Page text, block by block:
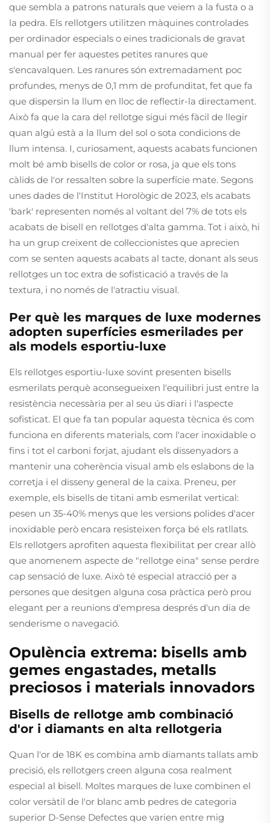
que sembla a patrons naturals que veiem a la fusta o a
la pedra. Els rellotgers utilitzen màquines controlades
per ordinador especials o eines tradicionals de gravat
manual per fer aquestes petites ranures que
s'encavalquen. Les ranures són extremadament poc
profundes, menys de 0,1 mm de profunditat, fet que fa
que dispersin la llum en lloc de reflectir-la directament.
Això fa que la cara del rellotge sigui més fàcil de llegir
quan algú està a la llum del sol o sota condicions de
llum intensa. I, curiosament, aquests acabats funcionen
molt bé amb bisells de color or rosa, ja que els tons
càlids de l'or ressalten sobre la superfície mate. Segons
unes dades de l'Institut Horològic de 2023, els acabats
'bark' representen només al voltant del 7% de tots els
acabats de bisell en rellotges d'alta gamma. Tot i això, hi
ha un grup creixent de col·leccionistes que aprecien
com se senten aquests acabats al tacte, donant als seus
rellotges un toc extra de sofisticació a través de la
textura, i no només de l'atractiu visual.
Per què les marques de luxe modernes
adopten superfícies esmerilades per
als models esportiu-luxe
Els rellotges esportiu-luxe sovint presenten bisells
esmerilats perquè aconsegueixen l'equilibri just entre la
resistència necessària per al seu ús diari i l'aspecte
sofisticat. El que fa tan popular aquesta tècnica és com
funciona en diferents materials, com l'acer inoxidable o
fins i tot el carboni forjat, ajudant els dissenyadors a
mantenir una coherència visual amb els eslabons de la
corretja i el disseny general de la caixa. Preneu, per
exemple, els bisells de titani amb esmerilat vertical:
pesen un 35-40% menys que les versions polides d'acer
inoxidable però encara resisteixen força bé els ratllats.
Els rellotgers aprofiten aquesta flexibilitat per crear allò
que anomenem aspecte de "rellotge eina" sense perdre
cap sensació de luxe. Això té especial atracció per a
persones que desitgen alguna cosa pràctica però prou
elegant per a reunions d'empresa després d'un dia de
senderisme o navegació.
Opulència extrema: bisells amb
gemes engastades, metalls
preciosos i materials innovadors
Bisells de rellotge amb combinació
d'or i diamants en alta rellotgeria
Quan l'or de 18K es combina amb diamants tallats amb
precisió, els rellotgers creen alguna cosa realment
especial al bisell. Moltes marques de luxe combinen el
color versàtil de l'or blanc amb pedres de categoria
superior D-Sense Defectes que varien entre mig